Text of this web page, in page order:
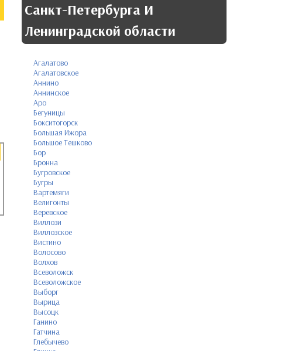
Санкт-Петербурга И
Ленинградской области
Агалатово
Агалатовское
Аннино
Аннинское
Аро
Бегуницы
Бокситогорск
Большая Ижора
Большое Тешково
Бор
Бронна
Бугровское
Бугры
Вартемяги
Велигонты
Веревское
Виллози
Виллозское
Вистино
Волосово
Волхов
Всеволожск
Всеволожское
Выборг
Вырица
Высоцк
Ганино
Гатчина
Глебычево